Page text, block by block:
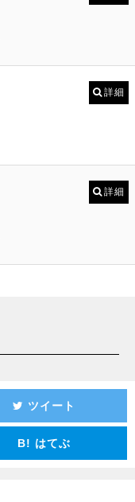
詳細
詳細
ツイート
B! はてぶ